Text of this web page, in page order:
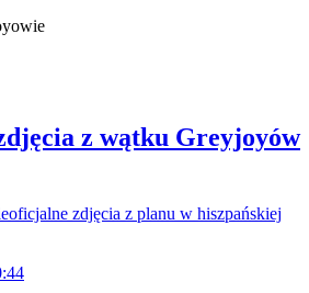
z wątku Greyjoyów
zdjęcia z planu w hiszpańskiej